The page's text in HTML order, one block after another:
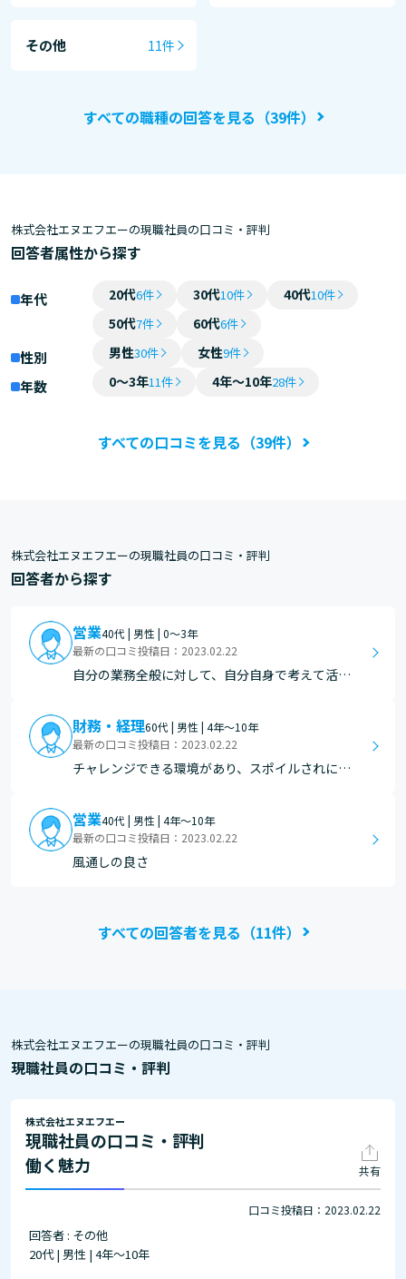
その他 11件
すべての職種の回答を見る（39件）
株式会社エヌエフエーの現職社員の口コミ・評判
回答者属性から探す
年代 20代6件 30代10件 40代10件
50代7件 60代6件
性別 男性30件 女性9件
年数 0～3年11件 4年～10年28件
すべての口コミを見る（39件）
株式会社エヌエフエーの現職社員の口コミ・評判
回答者から探す
営業40代 | 男性 | 0～3年
最新の口コミ投稿日：2023.02.22
自分の業務全般に対して、自分自身で考えて活動
財務・経理60代 | 男性 | 4年～10年
最新の口コミ投稿日：2023.02.22
チャレンジできる環境があり、スポイルされにく
営業40代 | 男性 | 4年～10年
最新の口コミ投稿日：2023.02.22
風通しの良さ
すべての回答者を見る（11件）
株式会社エヌエフエーの現職社員の口コミ・評判
現職社員の口コミ・評判
株式会社エヌエフエー
現職社員の口コミ・評判
働く魅力
共有
口コミ投稿日：2023.02.22
回答者 : その他
20代 | 男性 | 4年～10年